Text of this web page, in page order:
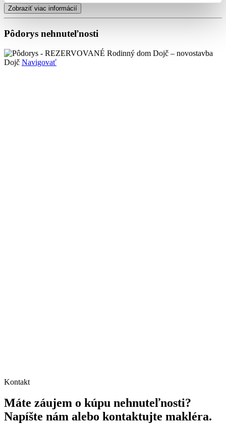
Zobraziť viac informácií
Pôdorys nehnuteľnosti
Dojč Navigovať
Kontakt
Máte záujem o kúpu nehnuteľnosti?
Napíšte nám alebo kontaktujte makléra.